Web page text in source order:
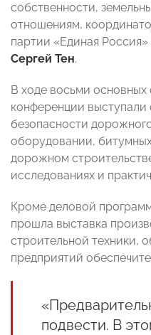
собственности,
отношениям,
партии «Единая
Сергей Тен.
В ходе восьми основных
конференции выступали
безопасности
оборудовании,
дорожном
исследованиях и
Кроме деловой
прошла выставка
строительной техники,
предприятий
подвести. В